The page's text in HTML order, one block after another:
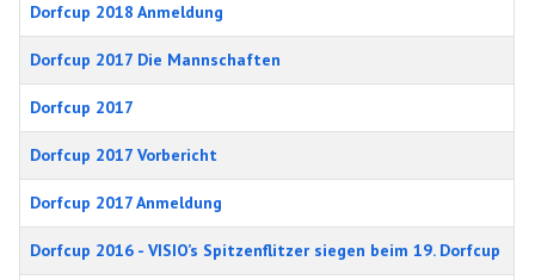
Dorfcup 2018 Anmeldung
Dorfcup 2017 Die Mannschaften
Dorfcup 2017
Dorfcup 2017 Vorbericht
Dorfcup 2017 Anmeldung
Dorfcup 2016 - VISIO’s Spitzenflitzer siegen beim 19. Dorfcup